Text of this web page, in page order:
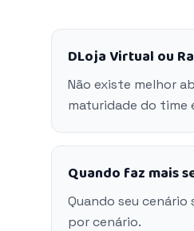
DLoja Virtual ou
Não existe melhor
maturidade do time
Quando faz mais
Quando seu
por cenário.